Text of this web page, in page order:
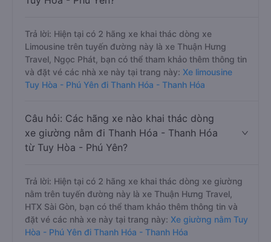
Trả lời: Hiện tại có 2 hãng xe khai thác dòng xe
Limousine trên tuyến đường này là xe Thuận Hưng
Travel, Ngọc Phát, bạn có thể tham khảo thêm thông tin
và đặt vé các nhà xe này tại trang này: Xe limousine
Tuy Hòa - Phú Yên đi Thanh Hóa - Thanh Hóa
Câu hỏi: Các hãng xe nào khai thác dòng
xe giường nằm đi Thanh Hóa - Thanh Hóa
từ Tuy Hòa - Phú Yên?
Trả lời: Hiện tại có 2 hãng xe khai thác dòng xe giường
nằm trên tuyến đường này là xe Thuận Hưng Travel,
HTX Sài Gòn, bạn có thể tham khảo thêm thông tin và
đặt vé các nhà xe này tại trang này: Xe giường nằm Tuy
Hòa - Phú Yên đi Thanh Hóa - Thanh Hóa